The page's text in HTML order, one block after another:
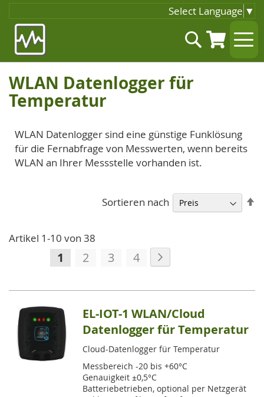
Select Language ▼
Inhalt
springen
Suche
WLAN Datenlogger für
Temperatur
WLAN Datenlogger sind eine günstige Funklösung
für die Fernabfrage von Messwerten, wenn bereits
WLAN an Ihrer Messstelle vorhanden ist.
Artikel 1-10 von 38
Seite
Sie
gerade
die
Seite
1 Seite
2 Seite
3 Seite
4
Sortieren nach
EL-IOT-1 WLAN/Cloud
Datenlogger für Temperatur
Cloud-Datenlogger für Temperatur
Messbereich -20 bis +60°C
Genauigkeit ±0,5°C
Batteriebetrieben, optional per Netzgerät